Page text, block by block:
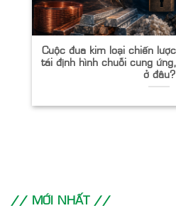
Cuộc đua kim loại chiến
tái định hình chuỗi cung
ở đâu?
// MỚI NHẤT //